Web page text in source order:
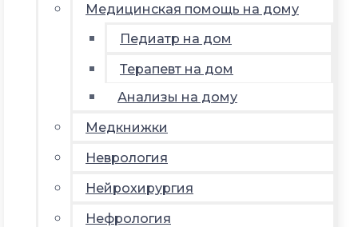
Медицинская помощь на дому
Педиатр на дом
Терапевт на дом
Анализы на дому
Медкнижки
Неврология
Нейрохирургия
Нефрология